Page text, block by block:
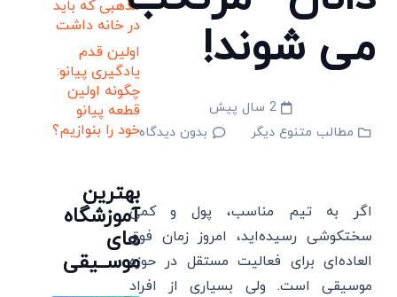
می شوند!
2 سال پیش
مطالب متنوع دیگر
بدون دیدگاه
اگر به تیم مناسب، پول و کمی
سختکوشی رسیده‌اید، امروز زمان فوق
العاده‌ای برای فعالیت مستقل در حوزه
موسیقی است. ولی بسیاری از افراد
مذهبی که باید
در خانه داشت
اولین قدم
یادگیری پیانو:
چگونه اولین
قطعه پیانو
خود را بنوازیم؟
بهترین
آموزشگاه
های
موســیقی